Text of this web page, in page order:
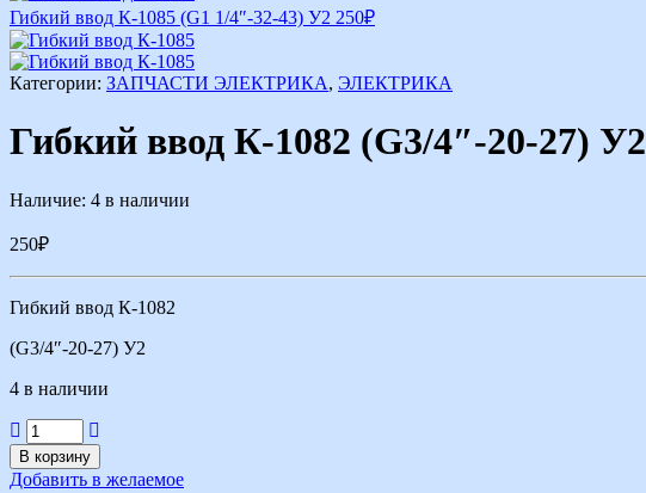
Гибкий ввод К-1085 (G1 1/4″-32-43) У2 250₽
Категории: ЗАПЧАСТИ ЭЛЕКТРИКА, ЭЛЕКТРИКА
Гибкий ввод К-1082 (G3/4″-20-27) У2
Наличие: 4 в наличии
250₽
Гибкий ввод К-1082
(G3/4″-20-27) У2
4 в наличии
В корзину
Добавить в желаемое